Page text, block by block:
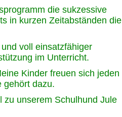
die sukzessive
in kurzen Zeitabständen die
voll einsatzfähiger
im Unterricht.
Kinder freuen sich jeden
gehört dazu.
zu unserem Schulhund Jule